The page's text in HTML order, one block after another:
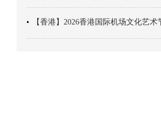
【香港】2026香港国际机场文化艺术